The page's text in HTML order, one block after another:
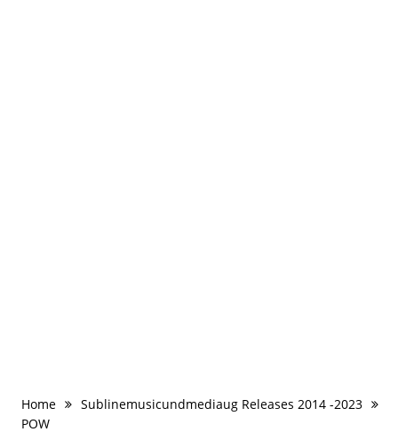
Home
Sublinemusicundmediaug Releases 2014 -2023
POW